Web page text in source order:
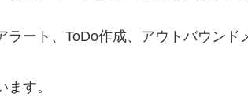
ート、ToDo作成、アウトバウン
す。